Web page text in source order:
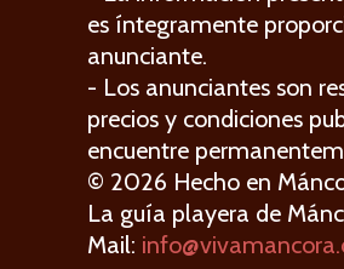
es íntegramente
anunciante.
- Los anunciantes son
precios y condiciones
encuentre
© 2026 Hecho en
La guía playera de
Mail: